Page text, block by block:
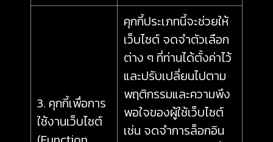
3. คุกกี้เพื่อการ
ใช้งานเว็บไซต์
คุกกี้ประเภทนี้จะช่วยให้
เว็บไซต์ จดจำตัวเลือก
ต่าง ๆ ที่ท่านได้ตั้งค่าไว้
และปรับเปลี่ยนไปตาม
พฤติกรรมและความพึง
พอใจของผู้ใช้เว็บไซต์
เช่น จดจำการล็อกอิน